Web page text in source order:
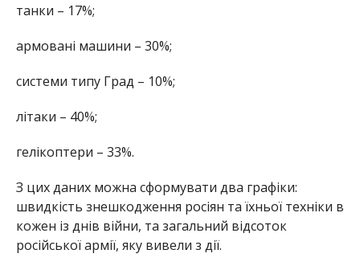
танки – 17%;
армовані машини – 30%;
системи типу Град – 10%;
літаки – 40%;
гелікоптери – 33%.
З цих даних можна сформувати два графіки:
швидкість знешкодження росіян та їхньої техніки в
кожен із днів війни, та загальний відсоток
російської армії, яку вивели з дії.